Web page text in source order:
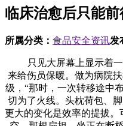
临床治愈后只能
所属分类： 食品安全资讯发
只见大屏幕上显示着一
来给伤员保暖。做为病院
级，“那时，一次转移途中
切为了火线。头枕荷包、
更大的变化是效率的提拔